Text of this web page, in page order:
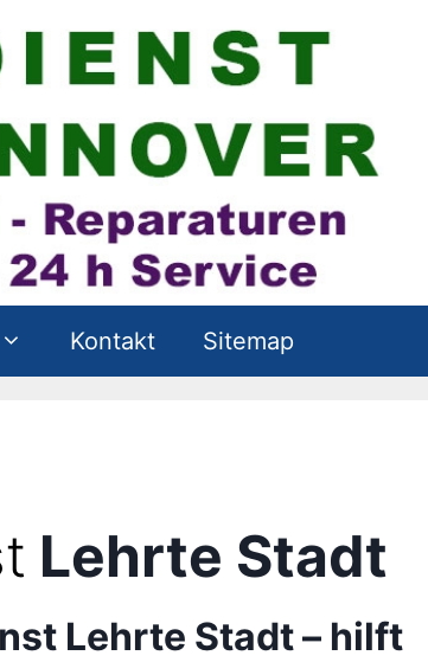
Kontakt Sitemap
Lehrte Stadt
Lehrte Stadt – hilft